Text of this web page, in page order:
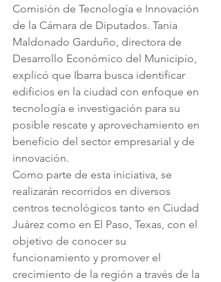
Comisión de Tecnología e Innovación
de la Cámara de Diputados. Tania
Maldonado Garduño, directora de
Desarrollo Económico del Municipio,
explicó que Ibarra busca identificar
edificios en la ciudad con enfoque en
tecnología e investigación para su
posible rescate y aprovechamiento en
beneficio del sector empresarial y de
innovación.
Como parte de esta iniciativa, se
realizarán recorridos en diversos
centros tecnológicos tanto en Ciudad
Juárez como en El Paso, Texas, con el
objetivo de conocer su
funcionamiento y promover el
crecimiento de la región a través de la